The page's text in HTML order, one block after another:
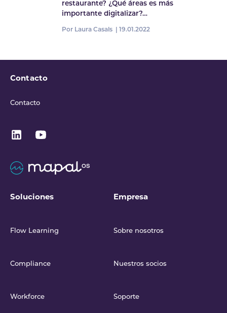
restaurante? ¿Qué áreas es más
importante digitalizar?…
Por Laura Casals | 19.01.2022
Contacto
Contacto
Soluciones
Flow Learning
Compliance
Workforce
Empresa
Sobre nosotros
Nuestros socios
Soporte